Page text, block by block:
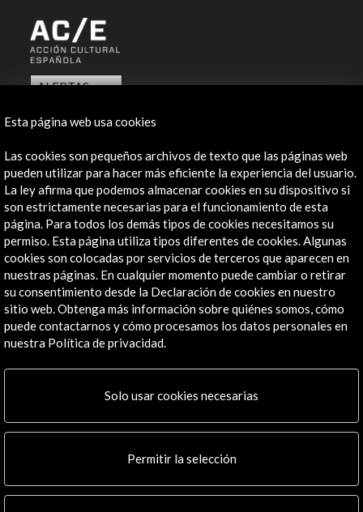
ALERTAS
Contacta
info@accioncultural.es
+34 91 700 4000
José Abascal, 4 - 4º
28003 Madrid, España
Canales de contacto
Explora
Institucional
Residencias
Noticias
Mapa Web
Boletín digital
Esta página web usa cookies
Las cookies son pequeños archivos de texto que las páginas web
pueden utilizar para hacer más eficiente la experiencia del usuario.
La ley afirma que podemos almacenar cookies en su dispositivo si
son estrictamente necesarias para el funcionamiento de esta
página. Para todos los demás tipos de cookies necesitamos su
permiso. Esta página utiliza tipos diferentes de cookies. Algunas
cookies son colocadas por servicios de terceros que aparecen en
nuestras páginas. En cualquier momento puede cambiar o retirar
su consentimiento desde la Declaración de cookies en nuestro
sitio web. Obtenga más información sobre quiénes somos, cómo
puede contactarnos y cómo procesamos los datos personales en
nuestra Política de privacidad.
Solo usar cookies necesarias
Permitir la selección